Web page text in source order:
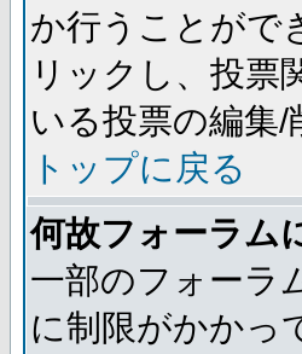
か行うことがで
リックし、投票
いる投票の編集
トップに戻る
何故フォーラム
一部のフォーラ
に制限がかかっ